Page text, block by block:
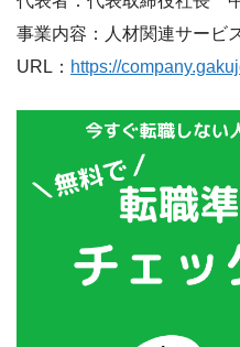
事業内容：人材関連サービ
URL： https://